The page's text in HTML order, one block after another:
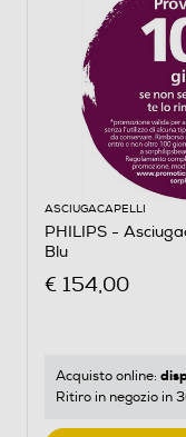
ASCIUGACAPELLI
PHILIPS -
Blu
€ 154,00
Acquisto online:
Ritiro in negozio in